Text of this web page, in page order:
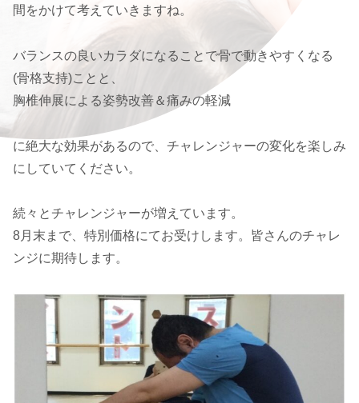
間をかけて考えていきますね。
バランスの良いカラダになることで骨で動きやすくなる
(骨格支持)ことと、
胸椎伸展による姿勢改善＆痛みの軽減
に絶大な効果があるので、チャレンジャーの変化を楽しみ
にしていてください。
続々とチャレンジャーが増えています。
8月末まで、特別価格にてお受けします。皆さんのチャレ
ンジに期待します。